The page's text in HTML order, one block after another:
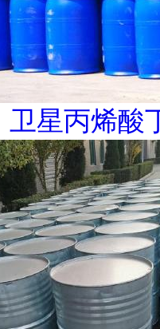
卫星丙烯酸